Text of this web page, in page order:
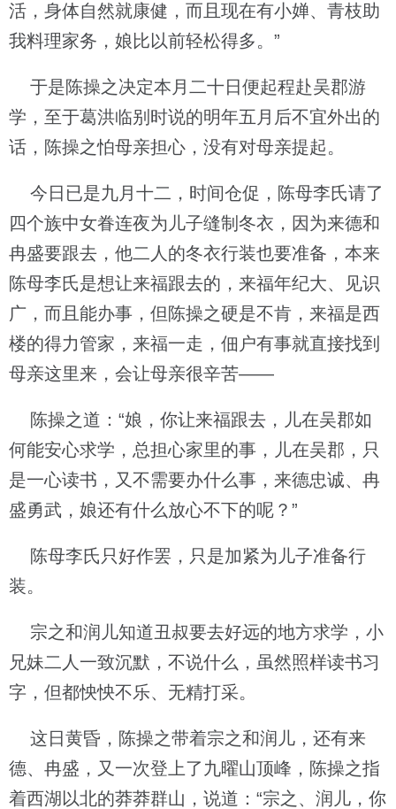
活，身体自然就康健，而且现在有小婵、青枝助
我料理家务，娘比以前轻松得多。”
于是陈操之决定本月二十日便起程赴吴郡游
学，至于葛洪临别时说的明年五月后不宜外出的
话，陈操之怕母亲担心，没有对母亲提起。
今日已是九月十二，时间仓促，陈母李氏请了
四个族中女眷连夜为儿子缝制冬衣，因为来德和
冉盛要跟去，他二人的冬衣行装也要准备，本来
陈母李氏是想让来福跟去的，来福年纪大、见识
广，而且能办事，但陈操之硬是不肯，来福是西
楼的得力管家，来福一走，佃户有事就直接找到
母亲这里来，会让母亲很辛苦——
陈操之道：“娘，你让来福跟去，儿在吴郡如
何能安心求学，总担心家里的事，儿在吴郡，只
是一心读书，又不需要办什么事，来德忠诚、冉
盛勇武，娘还有什么放心不下的呢？”
陈母李氏只好作罢，只是加紧为儿子准备行
装。
宗之和润儿知道丑叔要去好远的地方求学，小
兄妹二人一致沉默，不说什么，虽然照样读书习
字，但都怏怏不乐、无精打采。
这日黄昏，陈操之带着宗之和润儿，还有来
德、冉盛，又一次登上了九曜山顶峰，陈操之指
着西湖以北的莽莽群山，说道：“宗之、润儿，你